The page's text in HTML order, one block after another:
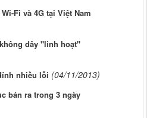
Fi và 4G tại Việt Nam
dây "linh hoạt"
nhiều lỗi (04/11/2013)
bán ra trong 3 ngày